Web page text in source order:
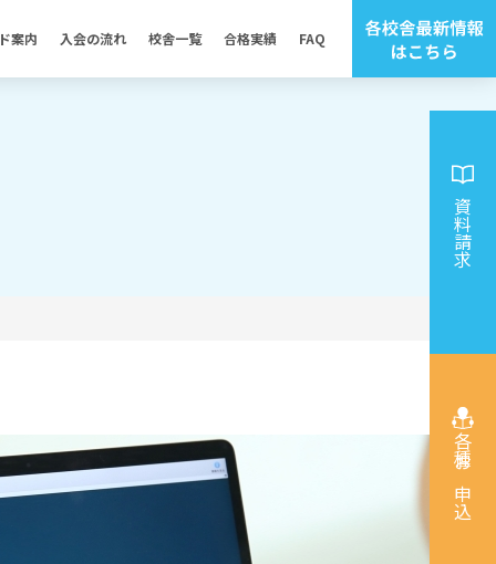
案内 入会の流れ 校舎一覧 合格実績 FAQ
資料請求
各種お申込